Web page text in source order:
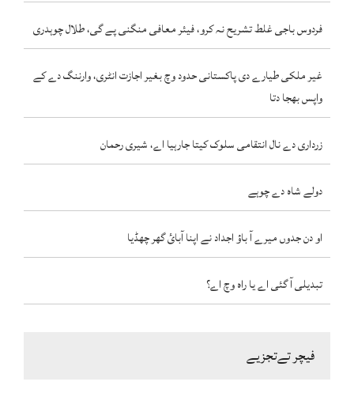
فردوس باجی غلط تشریح نہ کرو، فیئر معافی منگنی پے گی، طلال چوہدری
غیر ملکی طیارے دی پاکستانی حدود وچ بغیر اجازت انٹری، وارننگ دے کے
واپس بھجا دتا
زرداری دے نال انتقامی سلوک کیتا جارہیا اے، شیری رحمان
دولے شاہ دے چوہے
او دن جدوں میرے آ باؤ اجداد نے اپنا آبائ گھر چھڈیا
تبدیلی آ گئی اے یا راہ وچ اے؟
فیچر تےتجزیے